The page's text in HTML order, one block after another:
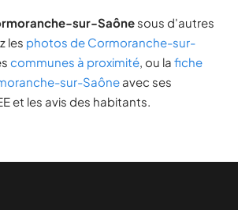
sur-Saône sous d'autres
les photos de Cormoranche-sur-
communes à proximité, ou la fiche
sur-Saône avec ses
et les avis des habitants.